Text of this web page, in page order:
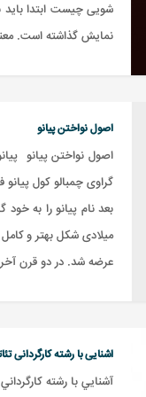
شویی چیست ابتدا باید
نمایش گذاشته است.
اصول نواختن پیانو
اصول نواختن پیانو
بعد نام پیانو را به
میلادی شکل بهتر و
عرضه شد. در دو قرن آخر
اشنایی با رشته کارگردانی
آشنايي با رشته